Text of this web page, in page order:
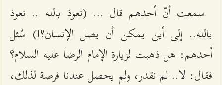
سمعت أنّ أحدهم قال ... (نعوذ بالله .. نعوذ
بالله.. إلى أين يمكن أن يصل الإنسان؟!) سُئل
أحدهم: هل ذهبت لزيارة الإمام الرضا عليه السلام؟
فقال: لا.. لم نقدر، ولم يحصل عندنا فرصة لذلك،